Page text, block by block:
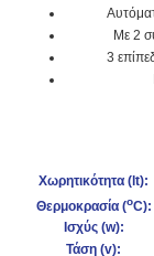
Με 2
3
Χωρητικότητα (lt):
Θερμοκρασία (oC):
Ισχύς (w):
Τάση (v):